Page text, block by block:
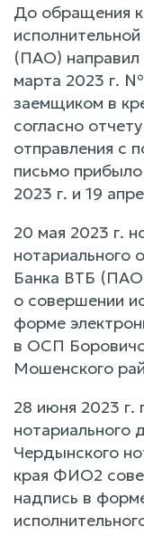
До обращения
(ПАО) направил
марта 2023 г. №
заемщиком в
согласно
отправления с
письмо
2023 г. и 19
20 мая 2023 г.
нотариального
Банка ВТБ
о совершении
форме
в ОСП
Мошенского
28 июня 2023 г.
нотариального
Чердынского
края ФИО2
надпись в